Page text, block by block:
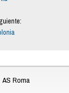
AS Roma